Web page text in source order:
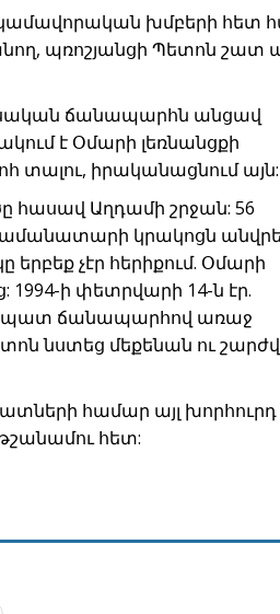
կամավորական խմբերի հետ
պռոշյանցի Պետոն շատ
ճանապարհն անցավ
է Օմարի լեռնանցքի
տալու, իրականացնում այն:
հասավ Աղդամի շրջան: 56
կրակոցն
չէր հերիքում. Օմարի
1994-ի փետրվարի 14-ն էր.
ճանապարհով առաջ
նստեց մեքենան ու
համար այլ խորհուրդ
հետ: